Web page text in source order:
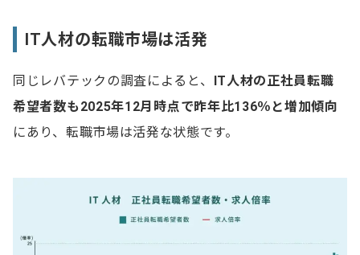
IT人材の転職市場は活発
同じレバテックの調査によると、 IT人材の正社員転職
希望者数も2025年12月時点で昨年比136％と増加傾向
にあり、転職市場は活発な状態です。